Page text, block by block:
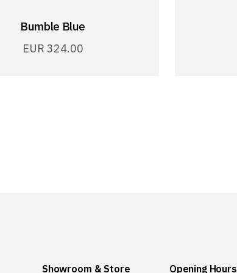
Bumble Blue
EUR 324.00
Showroom & Store Opening Hours